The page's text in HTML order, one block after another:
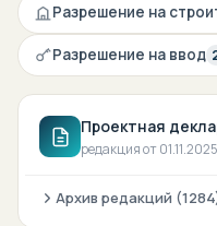
Разрешение на
Разрешение на ввод
Проектная
редакция от 01.11.2025
Архив редакций